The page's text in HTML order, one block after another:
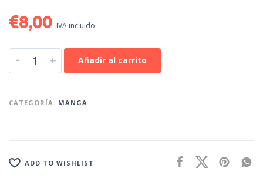
€8,00 IVA incluido
- + Añadir al carrito
CATEGORÍA: MANGA
ADD TO WISHLIST